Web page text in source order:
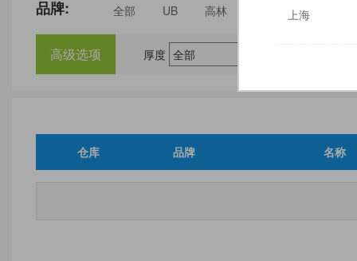
上海
品牌: 全部 UB 高林 中福
三威
建瓯福人
高级选项 厚度
仓库 品牌 名称